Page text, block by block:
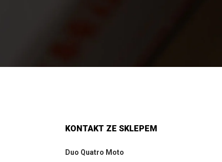
KONTAKT ZE SKLEPEM
Duo Quatro Moto